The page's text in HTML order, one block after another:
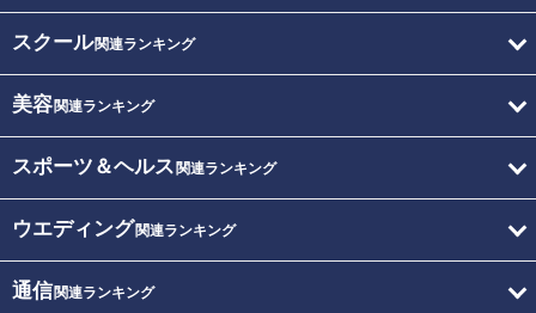
スクール関連ランキング
美容関連ランキング
スポーツ＆ヘルス 関連ランキング
ウエディング関連ランキング
通信関連ランキング